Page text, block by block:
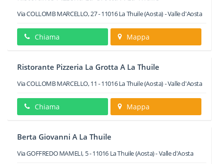
Via COLLOMB MARCELLO, 27-11016 La Thuile(Aosta) -Valle d'Aosta
Chiama Mappa
Ristorante Pizzeria La Grotta A La Thuile
Via COLLOMB MARCELLO, 11 -11016 La Thuile(Aosta) -Valle d'Aosta
Chiama Mappa
Berta Giovanni A La Thuile
Via GOFFREDO MAMELI, 5-11016 La Thuile(Aosta) -Valle d'Aosta